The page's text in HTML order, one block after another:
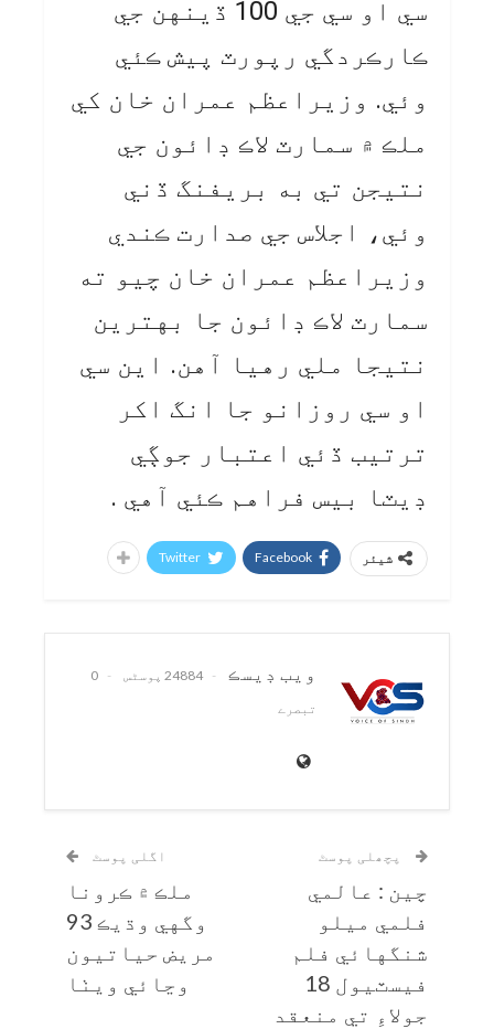
سي او سي جي 100 ڏينهن جي
ڪارڪردگي رپورٽ پيش ڪئي
وئي. وزيراعظم عمران خان کي
ملڪ ۾ سمارٽ لاڪ ڊائون جي
نتيجن تي به بريفنگ ڏني
وئي، اجلاس جي صدارت ڪندي
وزيراعظم عمران خان چيو ته
سمارٽ لاڪ ڊائون جا بهترين
نتيجا ملي رهيا آهن. اين سي
او سي روزانو جا انگ اکر
ترتيب ڏئي اعتبار جوڳي
ڊيٽا بيس فراهم ڪئي آهي .
شیئر Facebook
Twitter
ويب ڊيسڪ 24884 پوسٹس
0
تبصرے
پچھلی پوسٹ
چين : عالمي
فلمي ميلو
شنگهائي فلم
فيسٽيول 18
جولاءِ تي منعقد
اگلی پوسٹ
ملڪ ۾ ڪرونا
وگهي وڌيڪ 93
مريض حياتيون
وڃائي ويٺا